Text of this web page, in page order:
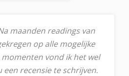
maanden readings van
op alle mogelijke
vond ik het wel
recensie te schrijven.